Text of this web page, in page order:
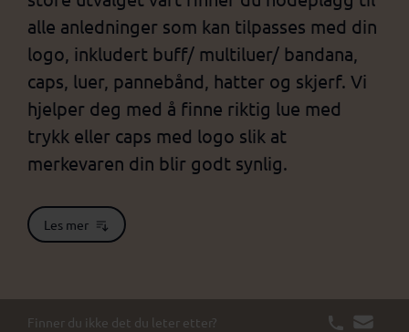
alle anledninger som kan tilpasses med din
logo, inkludert buff/ multiluer/ bandana,
caps, luer, pannebånd, hatter og skjerf. Vi
hjelper deg med å finne riktig lue med
trykk eller caps med logo slik at
merkevaren din blir godt synlig.
Les mer
Finner du ikke det du leter etter?